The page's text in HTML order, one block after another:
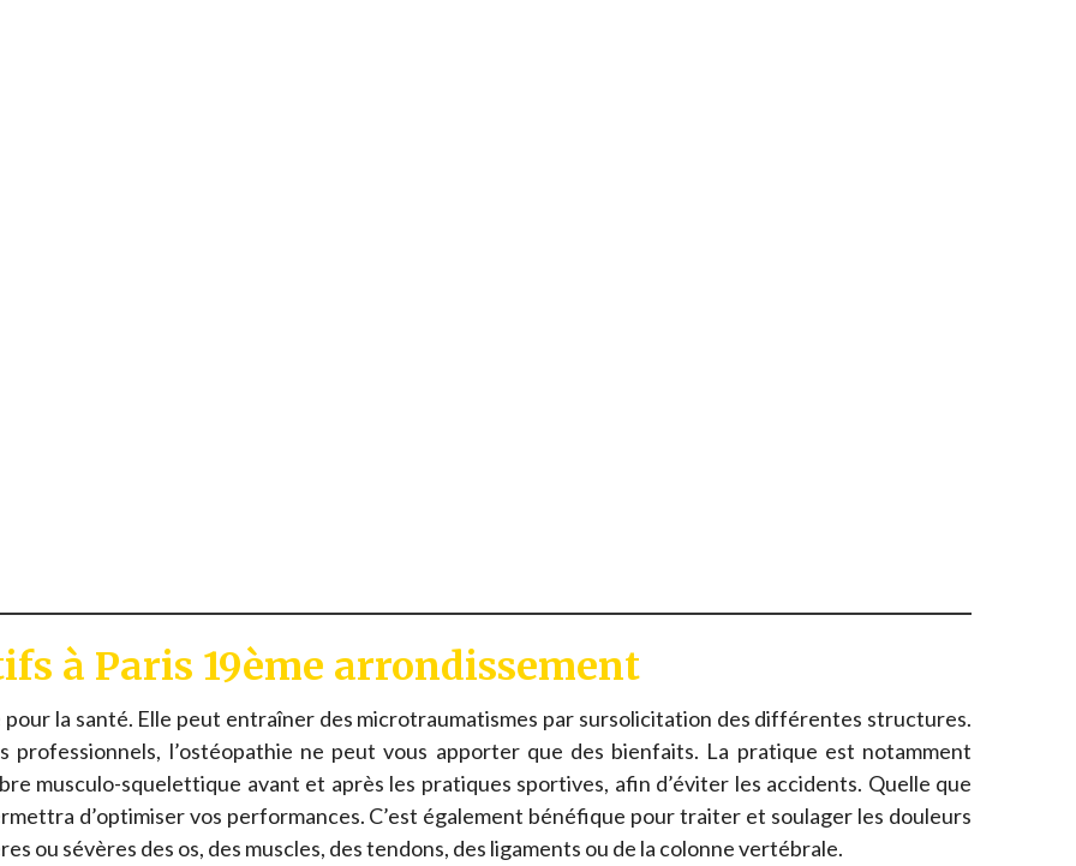
à Paris 19ème arrondissement
la santé. Elle peut entraîner des microtraumatismes par sursolicitation des différentes structures.
professionnels, l’ostéopathie ne peut vous apporter que des bienfaits. La pratique est notamment
musculo-squelettique avant et après les pratiques sportives, afin d’éviter les accidents. Quelle que
d’optimiser vos performances. C’est également bénéfique pour traiter et soulager les douleurs
ou sévères des os, des muscles, des tendons, des ligaments ou de la colonne vertébrale.